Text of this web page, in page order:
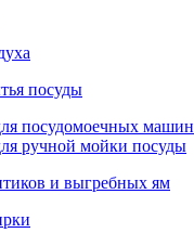
посуды
посудомоечных машин
ручной мойки посуды
и выгребных ям